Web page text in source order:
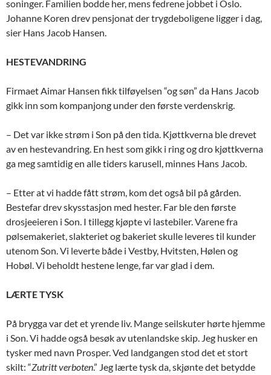
soninger. Familien bodde her, mens fedrene jobbet i Oslo.
Johanne Koren drev pensjonat der trygdeboligene ligger i dag,
sier Hans Jacob Hansen.
HESTEVANDRING
Firmaet Aimar Hansen fikk tilføyelsen “og søn” da Hans Jacob
gikk inn som kompanjong under den første verdenskrig.
– Det var ikke strøm i Son på den tida. Kjøttkverna ble drevet
av en hestevandring. En hest som gikk i ring og dro kjøttkverna
ga meg samtidig en alle tiders karusell, minnes Hans Jacob.
– Etter at vi hadde fått strøm, kom det også bil på gården.
Bestefar drev skysstasjon med hester. Far ble den første
drosjeeieren i Son. I tillegg kjøpte vi lastebiler. Varene fra
pølsemakeriet, slakteriet og bakeriet skulle leveres til kunder
utenom Son. Vi leverte både i Vestby, Hvitsten, Hølen og
Hobøl. Vi beholdt hestene lenge, far var glad i dem.
LÆRTE TYSK
På brygga var det et yrende liv. Mange seilskuter hørte hjemme
i Son. Vi hadde også besøk av utenlandske skip. Jeg husker en
tysker med navn Prosper. Ved landgangen stod det et stort
skilt: “Zutritt verboten.” Jeg lærte tysk da, skjønte det betydde